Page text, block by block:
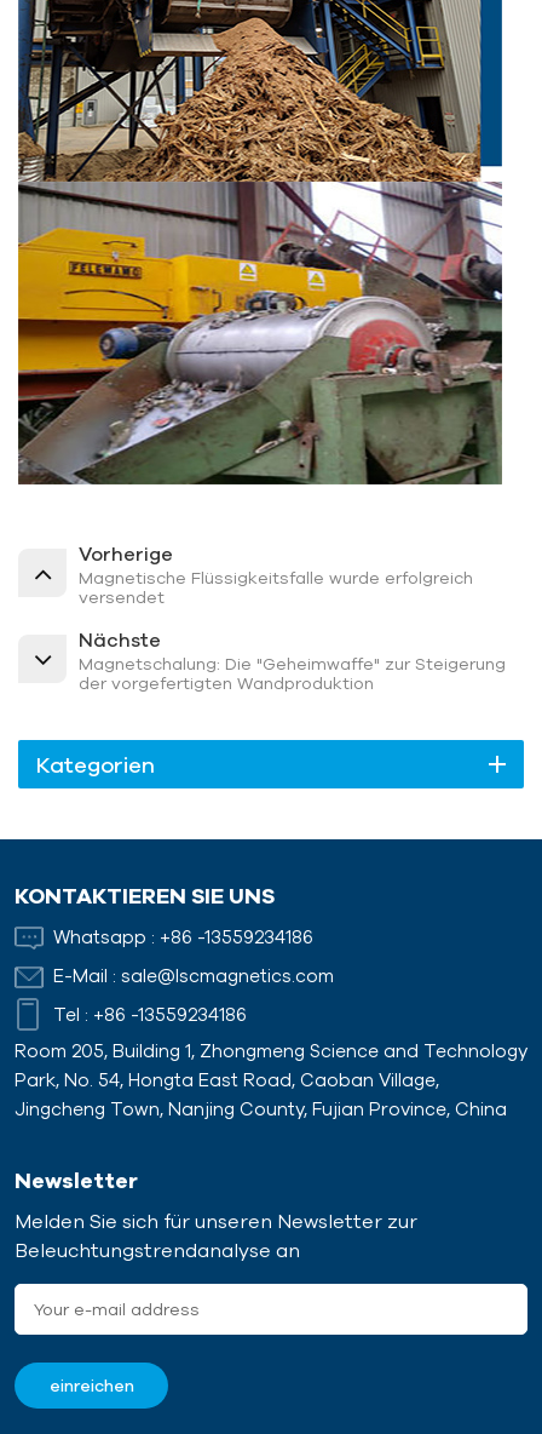
Vorherige
Magnetische Flüssigkeitsfalle wurde erfolgreich
versendet
Nächste
Magnetschalung: Die "Geheimwaffe" zur Steigerung
der vorgefertigten Wandproduktion
Kategorien
KONTAKTIEREN SIE UNS
Whatsapp : +86 -13559234186
E-Mail : sale@lscmagnetics.com
Tel : +86 -13559234186
Room 205, Building 1, Zhongmeng Science and Technology
Park, No. 54, Hongta East Road, Caoban Village,
Jingcheng Town, Nanjing County, Fujian Province, China
Newsletter
Melden Sie sich für unseren Newsletter zur
Beleuchtungstrendanalyse an